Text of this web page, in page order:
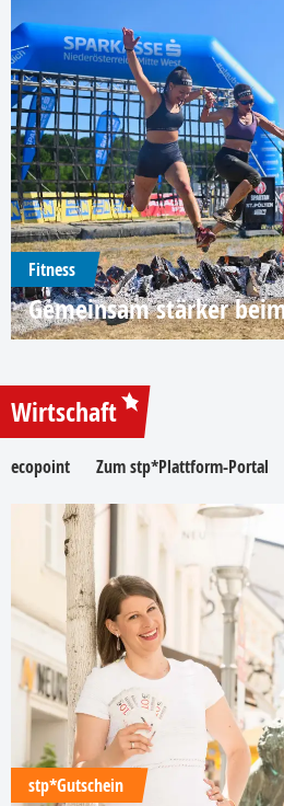
Fitness
Gemeinsam stärker
Wirtschaft
ecopoint Zum stp*Plattform-Portal
stp*Gutschein